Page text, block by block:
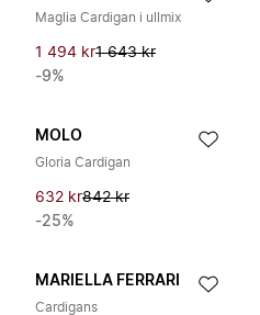
Maglia Cardigan i ullmix
1 494 kr1 643 kr
-9%
MOLO
Gloria Cardigan
632 kr842 kr
-25%
MARIELLA FERRARI
Cardigans